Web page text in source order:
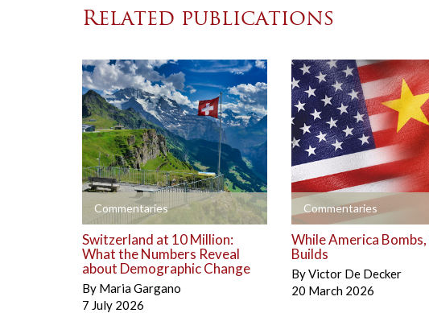
Related publications
Commentaries
+
Switzerland at 10 Million:
What the Numbers Reveal
about Demographic Change
By Maria Gargano
7 July 2026
Commentaries
+
While America Bombs,
Builds
ByVictor De Decker
20 March 2026